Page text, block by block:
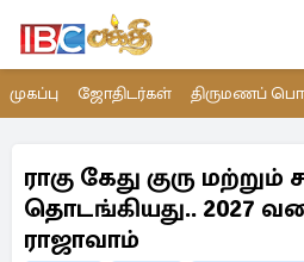
முகப்பு ஜோதிடர்கள் திருமணப்
ராகு கேது குரு
தொடங்கியது.. 2027
ராஜாவாம்